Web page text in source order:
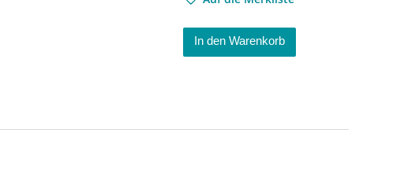
In den Warenkorb